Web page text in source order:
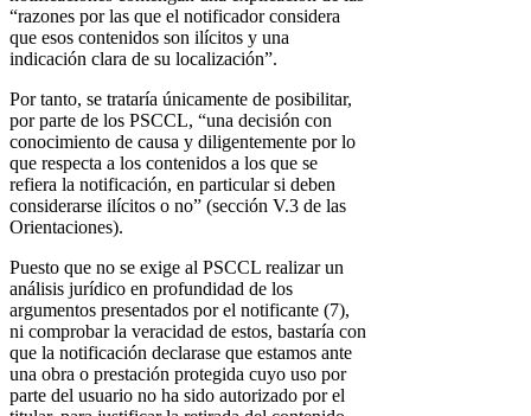
“razones por las que el notificador considera
que esos contenidos son ilícitos y una
indicación clara de su localización”.
Por tanto, se trataría únicamente de posibilitar,
por parte de los PSCCL, “una decisión con
conocimiento de causa y diligentemente por lo
que respecta a los contenidos a los que se
refiera la notificación, en particular si deben
considerarse ilícitos o no” (sección V.3 de las
Orientaciones).
Puesto que no se exige al PSCCL realizar un
análisis jurídico en profundidad de los
argumentos presentados por el notificante (7),
ni comprobar la veracidad de estos, bastaría con
que la notificación declarase que estamos ante
una obra o prestación protegida cuyo uso por
parte del usuario no ha sido autorizado por el